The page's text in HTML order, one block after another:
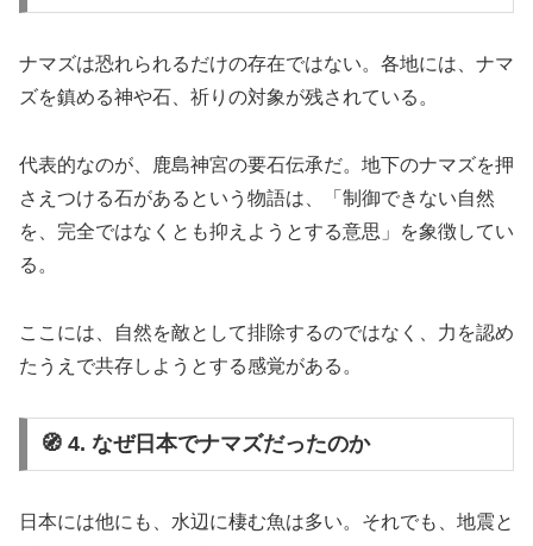
ナマズは恐れられるだけの存在ではない。各地には、ナマ
ズを鎮める神や石、祈りの対象が残されている。
代表的なのが、鹿島神宮の要石伝承だ。地下のナマズを押
さえつける石があるという物語は、「制御できない自然
を、完全ではなくとも抑えようとする意思」を象徴してい
る。
ここには、自然を敵として排除するのではなく、力を認め
たうえで共存しようとする感覚がある。
🧭 4. なぜ日本でナマズだったのか
日本には他にも、水辺に棲む魚は多い。それでも、地震と